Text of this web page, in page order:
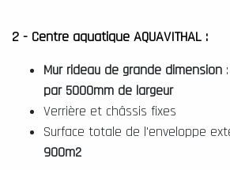
2 - Centre aquatique AQUAVITHAL :
Mur rideau de grande dimension
par 5000mm de largeur
Verrière et châssis fixes
Surface totale de l'enveloppe
900m2